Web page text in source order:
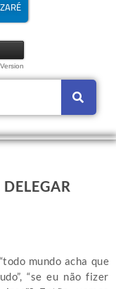
mundo acha que
“se eu não fizer